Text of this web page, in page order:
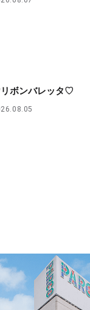
ボンバレッタ♡